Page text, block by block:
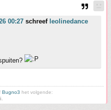
00:27 schreef leolinedance
Bugno3 het volgende: